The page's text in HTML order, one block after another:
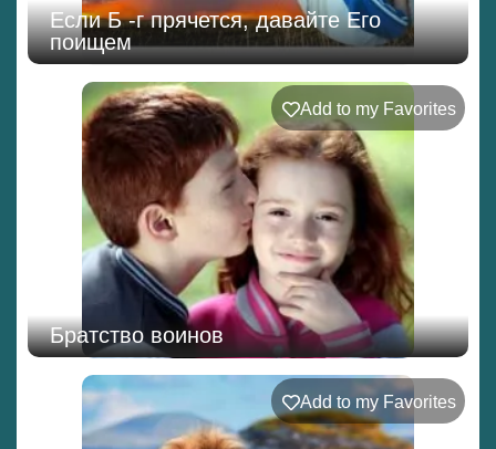
Если Б -г прячется, давайте Его
поищем
Add to my Favorites
Братство воинов
Add to my Favorites